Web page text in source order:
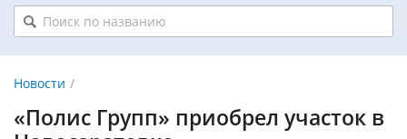
Новости
«Полис Групп» приобрел участок в